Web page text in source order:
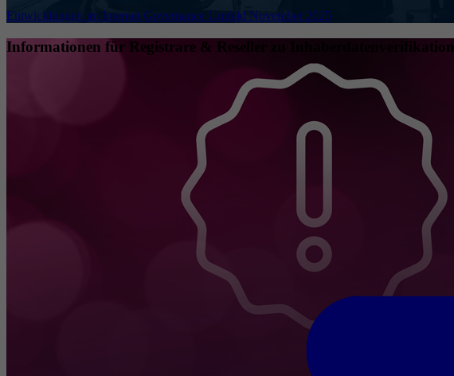
Entwicklungen im Internet Governance Umfeld November 2025
Informationen für Registrare & Reseller zu Inhaberdatenverifikation